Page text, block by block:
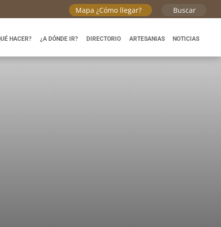
Buscar
Mapa ¿Cómo llegar?
HACER? ¿A DÓNDE IR? DIRECTORIO ARTESANIAS NOTICIAS